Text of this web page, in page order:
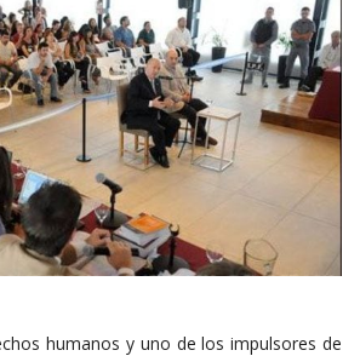
humanos y uno de los impulsores de